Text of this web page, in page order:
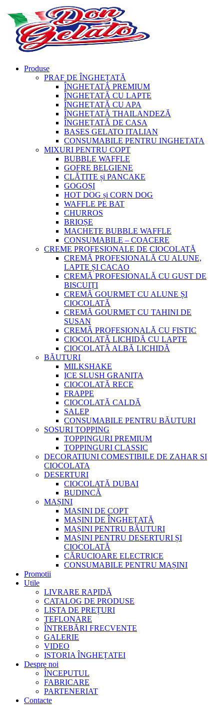
Produse
PRAF DE ÎNGHEȚATĂ
ÎNGHEȚATĂ PREMIUM
ÎNGHEȚATĂ CU LAPTE
ÎNGHEȚATĂ CU APA
ÎNGHEȚATĂ THAILANDEZĂ
ÎNGHEȚATĂ DE CASA
BASES GELATO ITALIAN
CONSUMABILE PENTRU INGHETATA
MIXURI PENTRU COPT
BUBBLE WAFFLE
GOFRE BELGIENE
CLĂTITE și PANCAKE
GOGOȘI
HOT DOG și CORN DOG
WAFFLE PE BAT
CHURROS
BRIOȘE
MACHETE BUBBLE WAFFLE
CONSUMABILE – COACERE
CREME PROFESIONALE DE CIOCOLATĂ
CREMĂ PROFESIONALĂ CU ALUNE,
LAPTE ȘI CACAO
CREMĂ PROFESIONALĂ CU GUST DE
BISCUIȚI
CREMĂ GOURMET CU ALUNE ȘI
CIOCOLATĂ
CREMĂ GOURMET CU TAHINI DE
SUSAN
CREMĂ PROFESIONALĂ CU FISTIC
CIOCOLATĂ LICHIDĂ CU LAPTE
CIOCOLATĂ ALBĂ LICHIDĂ
BĂUTURI
MILKSHAKE
ICE SLUSH GRANITA
CIOCOLATĂ RECE
FRAPPE
CIOCOLATĂ CALDĂ
SALEP
CONSUMABILE PENTRU BĂUTURI
SOSURI TOPPING
TOPPINGURI PREMIUM
TOPPINGURI CLASSIC
DECORATIUNI COMESTIBILE DE ZAHAR SI
CIOCOLATA
DESERTURI
CIOCOLATĂ DUBAI
BUDINCĂ
MAȘINI
MAȘINI DE COPT
MAȘINI DE ÎNGHEȚATĂ
MAȘINI PENTRU BĂUTURI
MAȘINI PENTRU DESERTURI ȘI
CIOCOLATĂ
CĂRUCIOARE ELECTRICE
CONSUMABILE PENTRU MAȘINI
Promotii
Utile
LIVRARE RAPIDĂ
CATALOG DE PRODUSE
LISTA DE PREȚURI
TEFLONARE
ÎNTREBĂRI FRECVENTE
GALERIE
VIDEO
ISTORIA ÎNGHEȚATEI
Despre noi
ÎNCEPUTUL
FABRICARE
PARTENERIAT
Contacte